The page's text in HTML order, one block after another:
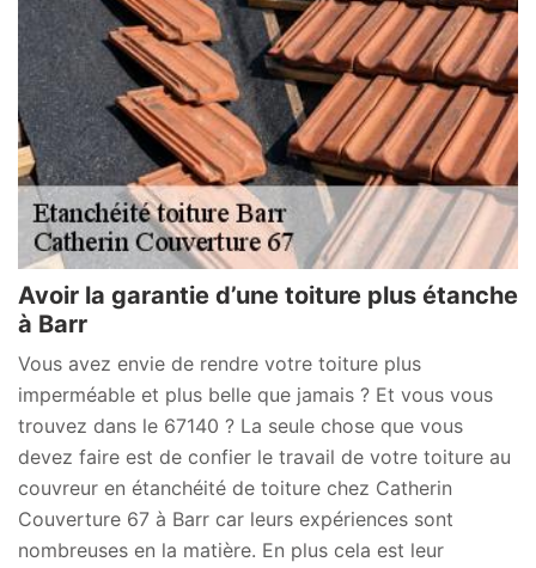
Avoir la garantie d’une toiture plus étanche
à Barr
Vous avez envie de rendre votre toiture plus
imperméable et plus belle que jamais ? Et vous vous
trouvez dans le 67140 ? La seule chose que vous
devez faire est de confier le travail de votre toiture au
couvreur en étanchéité de toiture chez Catherin
Couverture 67 à Barr car leurs expériences sont
nombreuses en la matière. En plus cela est leur